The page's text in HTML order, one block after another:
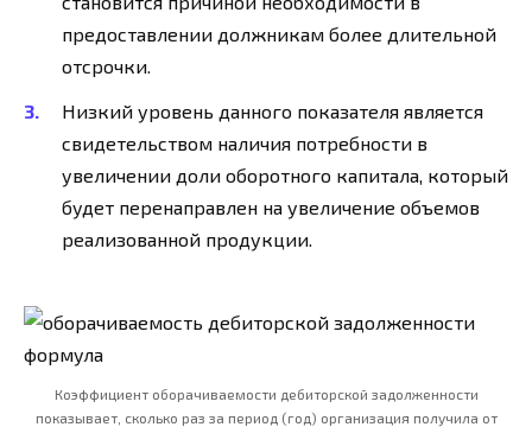
предоставлении должникам более длительной
отсрочки.
Низкий уровень данного показателя является
свидетельством наличия потребности в
увеличении доли оборотного капитала, который
будет перенаправлен на увеличение объемов
реализованной продукции.
Коэффициент оборачиваемости дебиторской задолженности
показывает, сколько раз за период (год) организация получила от